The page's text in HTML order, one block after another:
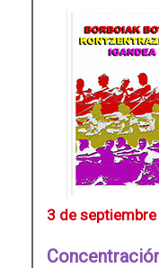
3 de septiembre